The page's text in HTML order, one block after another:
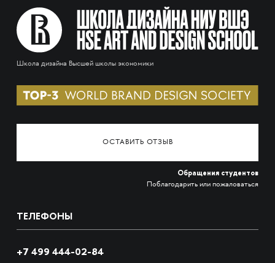
Школа дизайна Высшей школы экономики
ОСТАВИТЬ ОТЗЫВ
Обращения студентов
Поблагодарить или пожаловаться
ТЕЛЕФОНЫ
+7 499 444-02-84